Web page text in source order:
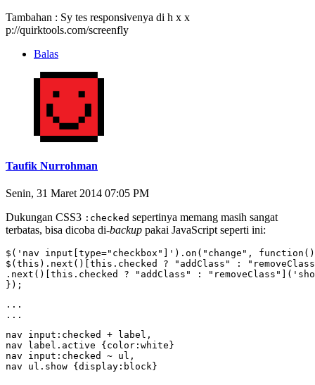
Tambahan : Sy tes responsivenya di h x x
p://quirktools.com/screenfly
Balas
Taufik Nurrohman
Senin, 31 Maret 2014 07:05 PM
Dukungan CSS3 :checked sepertinya memang masih sangat
terbatas, bisa dicoba di-backup pakai JavaScript seperti ini:
$('nav input[type="checkbox"]').on("change",
$(this).next()[this.checked ? "addClass" :
.next()[this.checked ? "addClass" :
});
...
...
nav input:checked + label,
nav label.active {color:white}
nav input:checked ~ ul,
nav ul.show {display:block}